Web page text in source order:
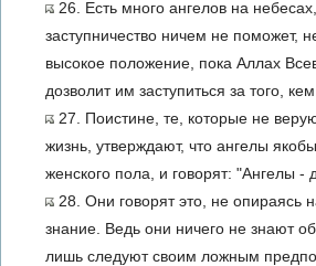
26. Есть много ангелов на
заступничество ничем не поможет,
высокое положение, пока Аллах
дозволит им заступиться за того,
27. Поистине, те, которые не
жизнь, утверждают, что ангелы
женского пола, и говорят: "Ангелы -
28. Они говорят это, не опираясь
знание. Ведь они ничего не знают
лишь следуют своим ложным